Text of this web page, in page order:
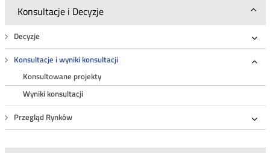
Konsultacje i Decyzje
Decyzje
Konsultacje i wyniki konsultacji
Konsultowane projekty
Wyniki konsultacji
Przegląd Rynków